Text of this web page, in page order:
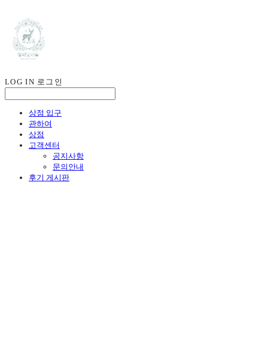
LOG IN 로그인
상점 입구
관하여
상점
고객센터
공지사항
문의안내
후기 게시판